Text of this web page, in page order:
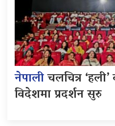
नेपालीचलचित्र
विदेशमा प्रदर्शन सुरु